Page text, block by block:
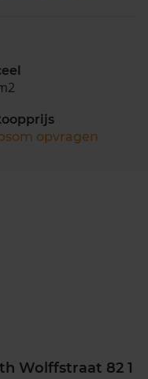
opvragen
Wolffstraat 82 1